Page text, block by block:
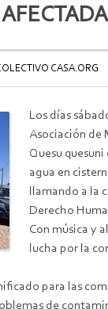
CASA.ORG
Los días
Asociación de
Quesu
agua en
llamando a la
Derecho
Con música y
lucha por la
para las
de